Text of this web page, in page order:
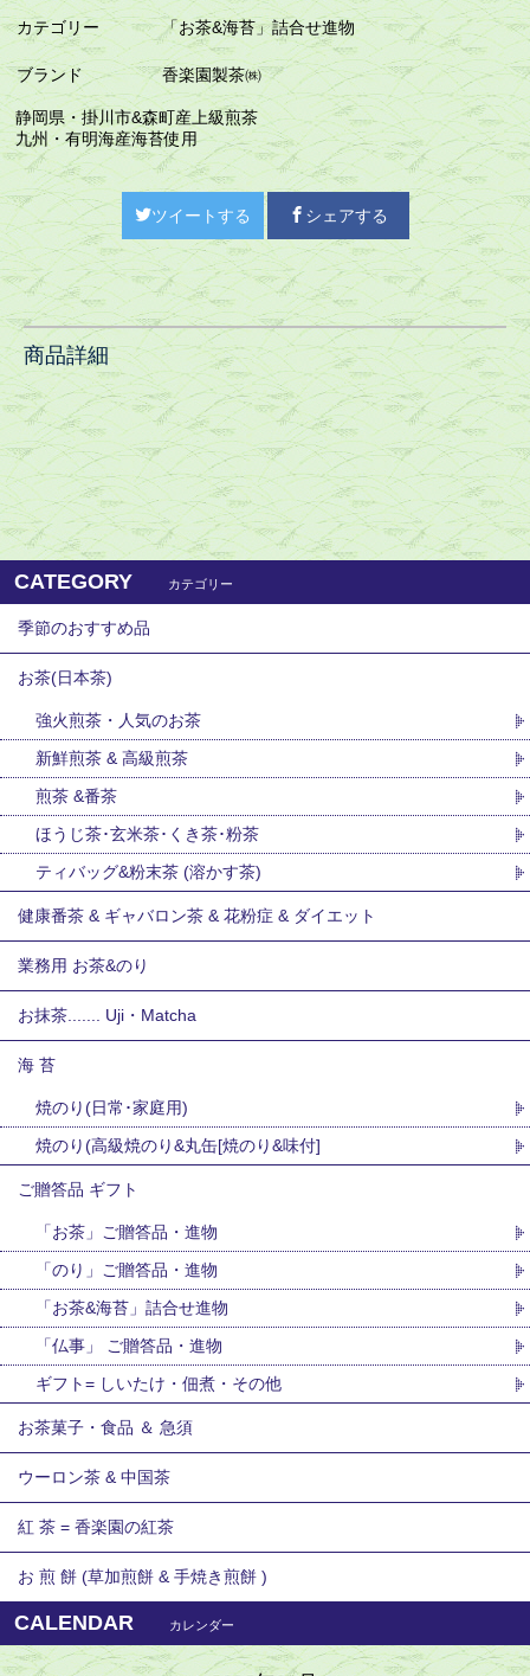
カテゴリー 「お茶&海苔」詰合せ進物
ブランド 香楽園製茶㈱
静岡県・掛川市&森町産上級煎茶
九州・有明海産海苔使用
ツイートする シェアする
商品詳細
CATEGORY カテゴリー
季節のおすすめ品
お茶(日本茶)
強火煎茶・人気のお茶
新鮮煎茶 & 高級煎茶
煎茶 &番茶
ほうじ茶･玄米茶･くき茶･粉茶
ティバッグ&粉末茶 (溶かす茶)
健康番茶 & ギャバロン茶 & 花粉症 & ダイエット
業務用 お茶&のり
お抹茶....... Uji・Matcha
海 苔
焼のり(日常･家庭用)
焼のり(高級焼のり&丸缶[焼のり&味付]
ご贈答品 ギフト
「お茶」ご贈答品・進物
「のり」ご贈答品・進物
「お茶&海苔」詰合せ進物
「仏事」 ご贈答品・進物
ギフト= しいたけ・佃煮・その他
お茶菓子・食品 ＆ 急須
ウーロン茶 & 中国茶
紅 茶 = 香楽園の紅茶
お 煎 餅 (草加煎餅 & 手焼き煎餅 )
CALENDAR カレンダー